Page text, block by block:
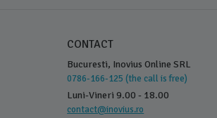
CONTACT
Bucuresti, Inovius Online SRL
0786-166-125 (the call is free)
Luni-Vineri 9.00 - 18.00
contact@inovius.ro